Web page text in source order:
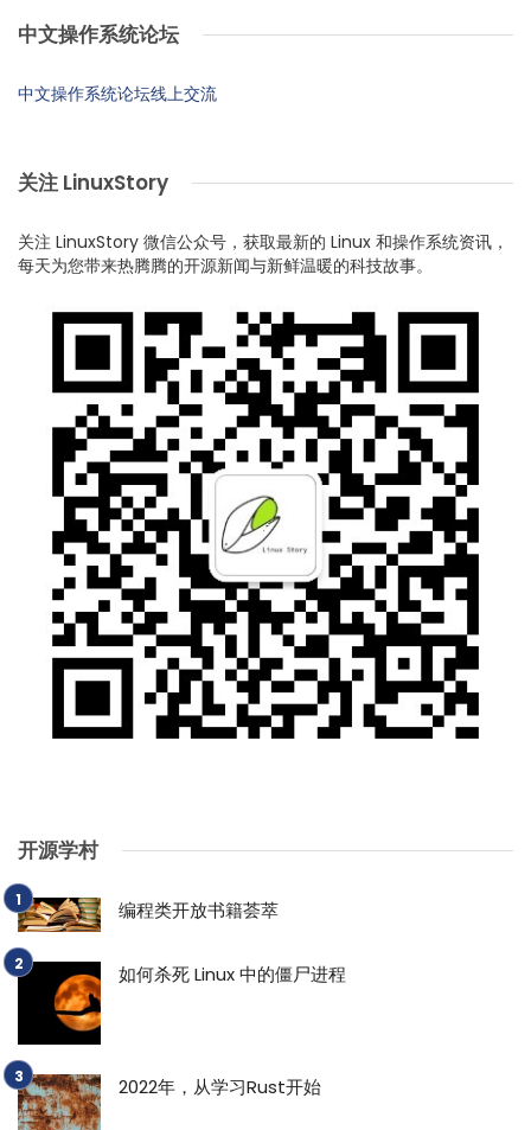
中文操作系统论坛
中文操作系统论坛线上交流
关注 LinuxStory
关注 LinuxStory 微信公众号，获取最新的 Linux 和操作系统资讯，
每天为您带来热腾腾的开源新闻与新鲜温暖的科技故事。
开源学村
编程类开放书籍荟萃
如何杀死 Linux 中的僵尸进程
2022年，从学习Rust开始